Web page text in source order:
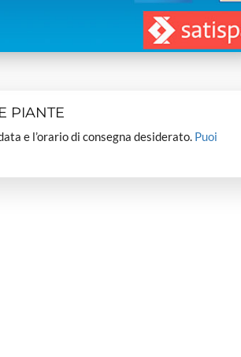
PIANTE
e l’orario di consegna desiderato. Puoi